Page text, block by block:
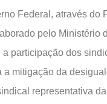
Federal, através do
pelo Ministério
participação dos
mitigação da
representativa